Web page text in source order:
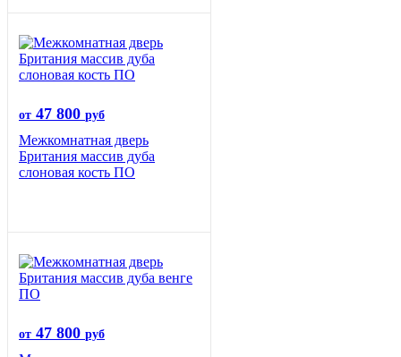
от 47 800 руб
Межкомнатная дверь
Британия массив дуба
слоновая кость ПО
от 47 800 руб